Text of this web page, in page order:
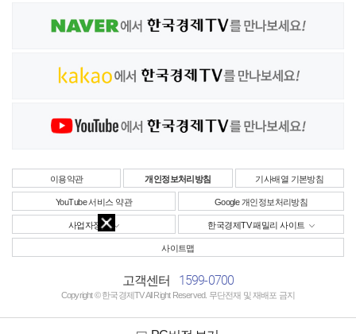
YouTube 서비스 약관 Google 개인정보처리방침
사이트맵